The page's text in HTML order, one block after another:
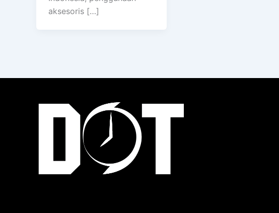
aksesoris […]